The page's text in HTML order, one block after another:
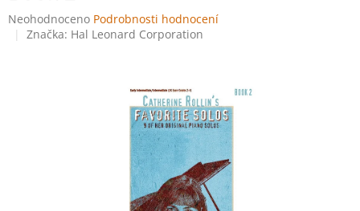
Průměrné
hodnocení
Neohodnoceno Podrobnosti hodnocení
Značka: Hal Leonard Corporation